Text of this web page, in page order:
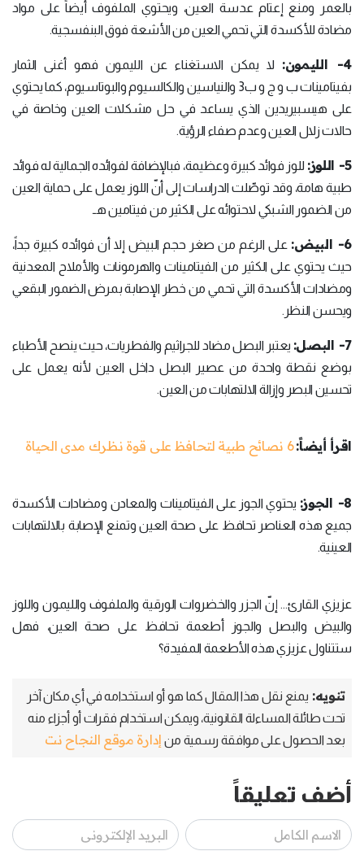
بالعمر ومنع إعتام عدسة العين، ويحتوي الملفوف أيضاً على مواد
مضادة للأكسدة التي تحمي العين من الأشعة فوق البنفسجية.
4- الليمون:
لا يمكن الاستغناء عن الليمون فهو أغنى الثمار
بفيتامينات ب و ج و ب3 والنياسين والكالسيوم والبوتاسيوم، كما يحتوي
على هيسبيريدين الذي يساعد في حل مشكلات العين وخاصة في
حالات زلال العين وعدم صفاء الرؤية.
5- اللوز:
للوز فوائد كبيرة وعظيمة، فبالإضافة لفوائده الجمالية له فوائد
طبية هامة، وقد توصّلت الدراسات إلى أنّ اللوز يعمل على حماية العين
من الضمور الشبكي لاحتوائه على الكثير من فيتامين هـ.
6- البيض:
على الرغم من صغر حجم البيض إلا أن فوائده كبيرة جداً،
حيث يحتوي على الكثير من الفيتامينات والهرمونات والأملاح المعدنية
ومضادات الأكسدة التي تحمي من خطر الإصابة بمرض الضمور البقعي
ويحسن النظر.
7- البصل:
يعتبر البصل مضاد للجراثيم والفطريات، حيث ينصح الأطباء
بوضع نقطة واحدة من عصير البصل داخل العين لأنه يعمل على
تحسين البصر وإزالة الالتهابات من العين.
اقرأ أيضاً:6 نصائح طبية لتحافظ على قوة نظرك مدى الحياة
8- الجوز:
يحتوي الجوز على الفيتامينات والمعادن ومضادات الأكسدة
جميع هذه العناصر تحافظ على صحة العين وتمنع الإصابة بالالتهابات
العينية.
عزيزي القارئ... إنّ الجزر والخضروات الورقية والملفوف والليمون واللوز
والبيض والبصل والجوز أطعمة تحافظ على صحة العين، فهل
ستتناول عزيزي هذه الأطعمة المفيدة؟
تنويه: يمنع نقل هذا المقال كما هو أو استخدامه في أي مكان آخر
تحت طائلة المساءلة القانونية، ويمكن استخدام فقرات أو أجزاء منه
بعد الحصول على موافقة رسمية من إدارة موقع النجاح نت
أضف تعليقاً